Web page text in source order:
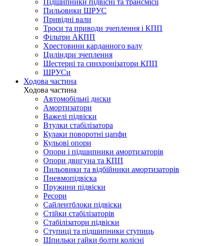
Підшипники підвісні та трансмісії
Пильовики ШРУС
Привідні вали
Троси та приводи зчеплення і КПП
Фільтри АКПП
Хрестовини карданного валу
Циліндри зчеплення
Шестерні та синхронізатори КПП
ШРУСи
Ходова частина
Ходова частина
Автомобільні диски
Амортизатори
Важелі підвіски
Втулки стабілізатора
Кулаки поворотні цапфи
Кульові опори
Опори і підшипники амортизаторів
Опори двигуна та КПП
Пильовики та відбійники амортизаторів
Пневмопідвіска
Пружини підвіски
Ресори
Сайлентблоки підвіски
Стійки стабілізаторів
Стабілізатори підвіски
Ступиці та підшипники ступиць
Шпильки гайки болти колісні